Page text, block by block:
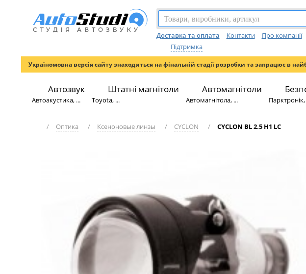
Доставка та оплата Контакти Про компанії
Підтримка
Україномовна версія сайту знаходиться на фінальній стадії розробки та запрацює в
Автозвук
Автоакустика, ...
Штатні магнітоли
Toyota, ...
Автомагнітоли
Автомагнітола, ... Парктронік,
/ Оптика / Ксеноновые линзы / CYCLON / CYCLON BL 2.5 H1 LC